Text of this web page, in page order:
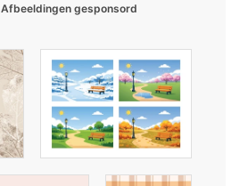
Afbeeldingen gesponsord